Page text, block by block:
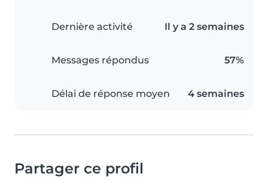
Dernière activité Il y a 2 semaines
Messages répondus 57%
Délai de réponse moyen 4 semaines
Partager ce profil